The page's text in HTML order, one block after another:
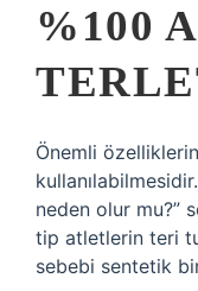
%100
Önemli
neden olur mu?”
tip atletlerin teri
sebebi sentetik